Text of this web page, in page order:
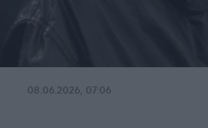
08.06.2026, 07:06